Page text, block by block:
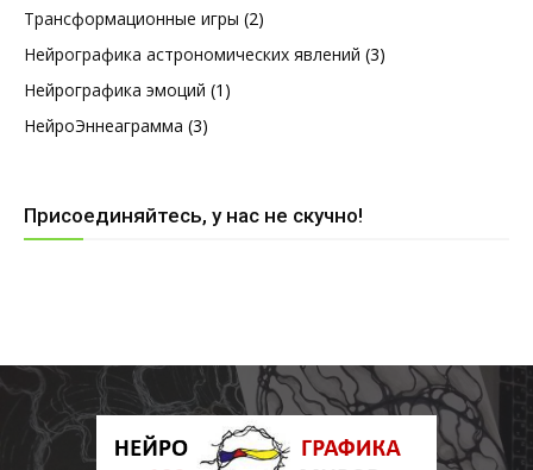
Трансформационные игры (2)
Нейрографика астрономических явлений (3)
Нейрографика эмоций (1)
НейроЭннеаграмма (3)
Присоединяйтесь, у нас не скучно!